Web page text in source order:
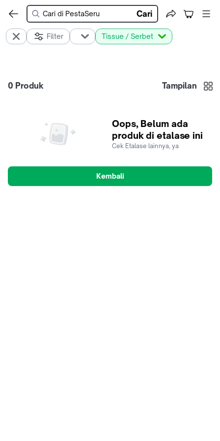
Cari
Filter Tissue / Serbet
0 Produk Tampilan
Oops, Belum ada
produk di etalase ini
Cek Etalase lainnya, ya
Kembali